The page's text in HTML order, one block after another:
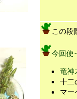
この段
今回使
竜神
十二
マー